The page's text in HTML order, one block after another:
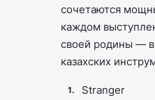
сочетаются
каждом
своей родины — в
казахских
Stranger